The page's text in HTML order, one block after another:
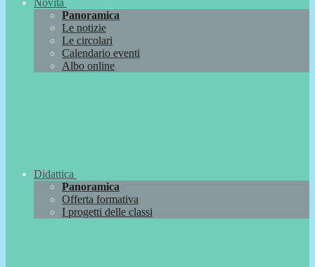
Novità
Panoramica
Le notizie
Le circolari
Calendario eventi
Albo online
Didattica
Panoramica
Offerta formativa
I progetti delle classi